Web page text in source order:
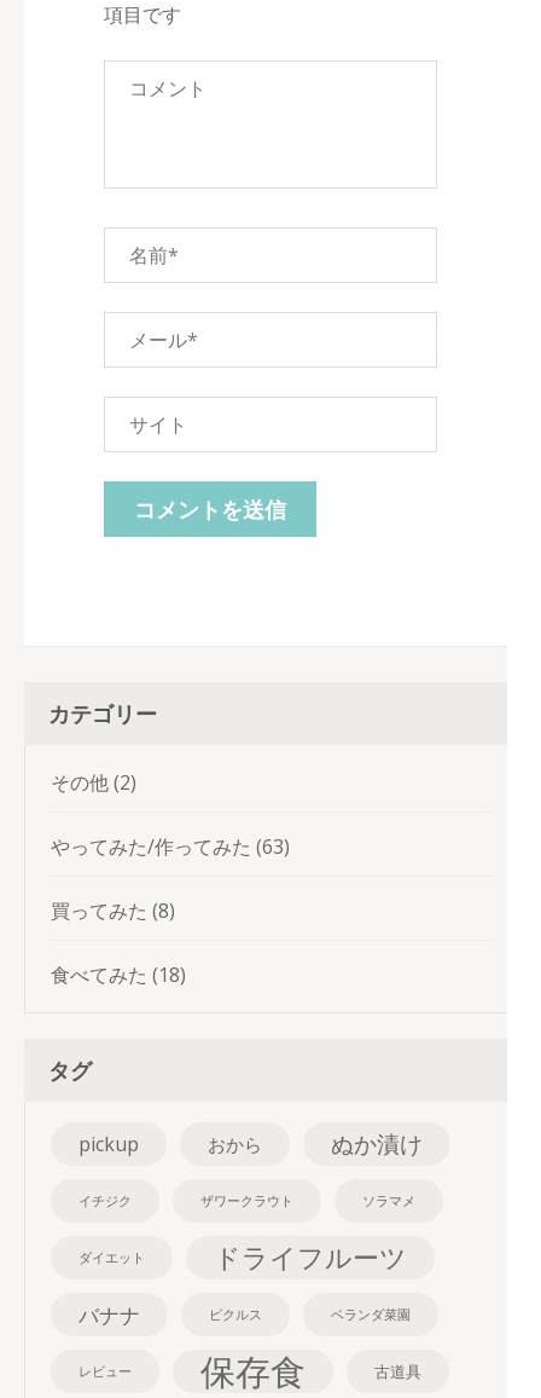
項目です
カテゴリー
その他(2)
やってみた/作ってみた (63)
買ってみた (8)
食べてみた (18)
タグ
pickup おから ぬか漬け
イチジク ザワークラウト ソラマメ
ダイエット ドライフルーツ
バナナ ピクルス ベランダ菜園
レビュー 保存食 古道具